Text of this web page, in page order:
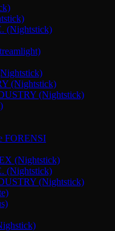
(Nightstick)
(Nightstick)
(Nightstick)
FORENSI
(Nightstick)
(Nightstick)
(Nightstick)